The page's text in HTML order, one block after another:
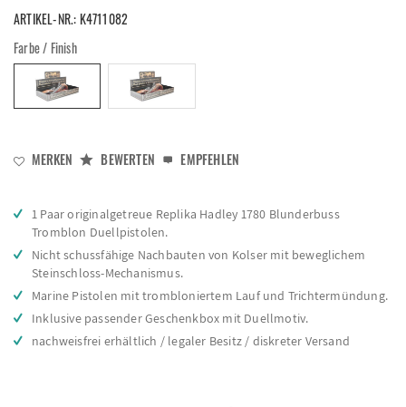
ARTIKEL-NR.:K4711082
Farbe / Finish
MERKEN BEWERTEN EMPFEHLEN
1 Paar originalgetreue Replika Hadley 1780 Blunderbuss
Tromblon Duellpistolen.
Nicht schussfähige Nachbauten von Kolser mit beweglichem
Steinschloss-Mechanismus.
Marine Pistolen mit trombloniertem Lauf und Trichtermündung.
Inklusive passender Geschenkbox mit Duellmotiv.
nachweisfrei erhältlich / legaler Besitz / diskreter Versand